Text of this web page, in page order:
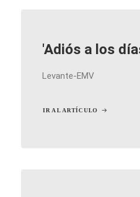
'Adiós a los
Levante-EMV
IR AL ARTÍCULO